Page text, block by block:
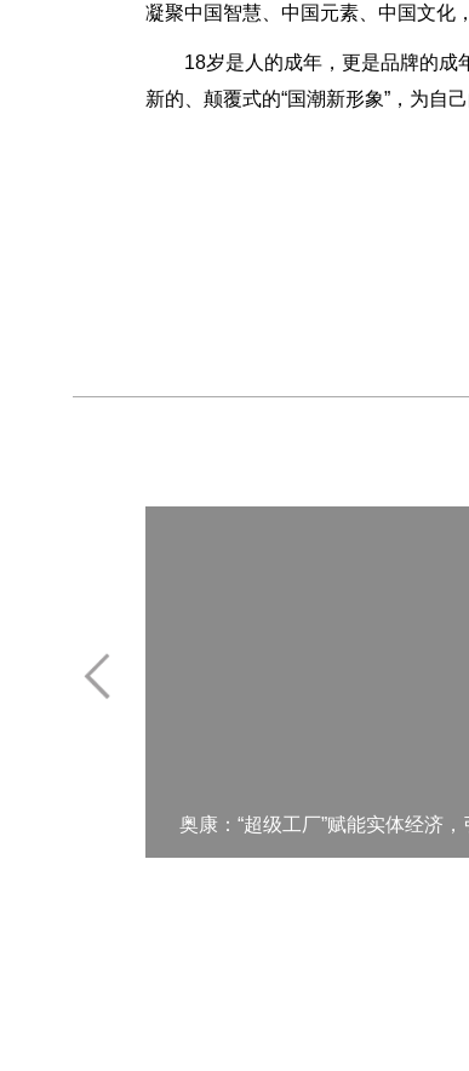
凝聚中国智慧、中国元素、中国文化
18岁是人的成年，更是品牌的成
新的、颠覆式的“国潮新形象”，为自
奥康：“超级工厂”赋能实体经济，